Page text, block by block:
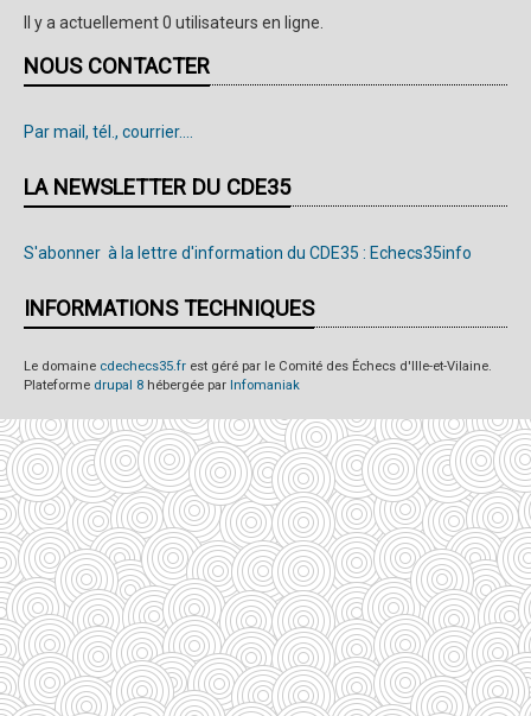
Il y a actuellement 0 utilisateurs en ligne.
NOUS CONTACTER
Par mail, tél., courrier....
LA NEWSLETTER DU CDE35
S'abonner à la lettre d'information du CDE35 : Echecs35info
INFORMATIONS TECHNIQUES
Le domaine cdechecs35.fr est géré par le Comité des Échecs d'Ille-et-Vilaine.
Plateforme drupal 8 hébergée par Infomaniak